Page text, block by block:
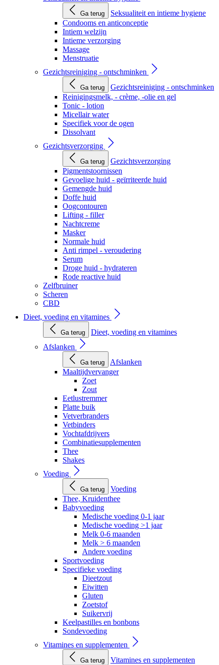
Ga terug
Seksualiteit en intieme hygiene
Condooms en anticonceptie
Intiem welzijn
Intieme verzorging
Massage
Menstruatie
Gezichtsreiniging - ontschminken
Ga terug
Gezichtsreiniging - ontschminken
Reinigingsmelk, - crème, -olie en gel
Tonic - lotion
Micellair water
Specifiek voor de ogen
Dissolvant
Gezichtsverzorging
Ga terug
Gezichtsverzorging
Pigmentstoornissen
Gevoelige huid - geïrriteerde huid
Gemengde huid
Doffe huid
Oogcontouren
Lifting - filler
Nachtcreme
Masker
Normale huid
Anti rimpel - veroudering
Serum
Droge huid - hydrateren
Rode reactive huid
Zelfbruiner
Scheren
CBD
Dieet, voeding en vitamines
Ga terug
Dieet, voeding en vitamines
Afslanken
Ga terug
Afslanken
Maaltijdvervanger
Zoet
Zout
Eetlustremmer
Platte buik
Vetverbranders
Vetbinders
Vochtafdrijvers
Combinatiesupplementen
Thee
Shakes
Voeding
Ga terug
Voeding
Thee, Kruidenthee
Babyvoeding
Medische voeding 0-1 jaar
Medische voeding >1 jaar
Melk 0-6 maanden
Melk > 6 maanden
Andere voeding
Sportvoeding
Specifieke voeding
Dieetzout
Eiwitten
Gluten
Zoetstof
Suikervrij
Keelpastilles en bonbons
Sondevoeding
Vitamines en supplementen
Ga terug
Vitamines en supplementen